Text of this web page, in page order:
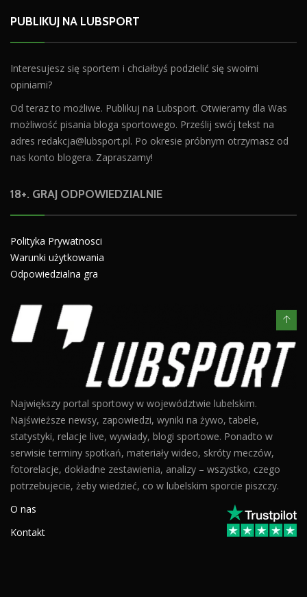
PUBLIKUJ NA LUBSPORT
Interesujesz się sportem i chciałbyś podzielić się swoimi
opiniami?
Od teraz to możliwe. Publikuj na Lubsport. Otwieramy dla Was
możliwość pisania bloga sportowego. Prześlij swój tekst na
adres redakcja@lubsport.pl. Po okresie próbnym otrzymasz od
nas konto blogera. Zapraszamy!
18+. GRAJ ODPOWIEDZIALNIE
Polityka Prywatnosci
Warunki użytkowania
Odpowiedzialna gra
Największy portal sportowy w województwie lubelskim.
Najświeższe newsy, zapowiedzi, wyniki na żywo, tabele,
statystyki, relacje live, wywiady, blogi sportowe. Ponadto w
serwisie terminy spotkań, materiały wideo, skróty meczów,
fotorelacje, dokładne zestawienia, analizy – wszystko, czego
potrzebujecie, żeby wiedzieć, co w lubelskim sporcie piszczy.
O nas
Kontakt